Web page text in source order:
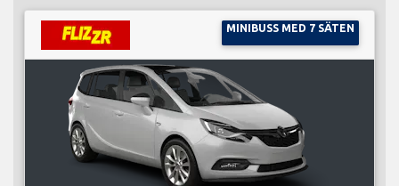
MINIBUSS MED 7 SÄTEN